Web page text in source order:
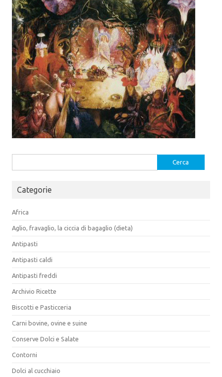
) )
per:
Categorie
Africa
Aglio, fravaglio, la ciccia di bagaglio (dieta)
Antipasti
Antipasti caldi
Antipasti freddi
Archivio Ricette
Biscotti e Pasticceria
Carni bovine, ovine e suine
Conserve Dolci e Salate
Contorni
Dolci al cucchiaio